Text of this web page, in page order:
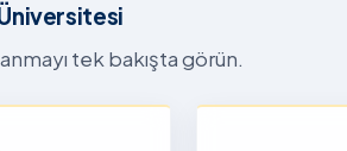
tek bakışta görün.